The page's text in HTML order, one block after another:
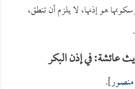
هو إذنها، لا يلزم أن تنطق،
عائشة: في إذن البكر
].